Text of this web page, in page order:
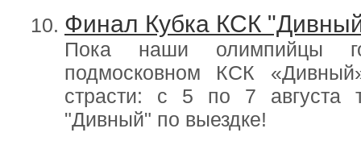
Финал Кубка КСК
Пока наши олимпийцы
подмосковном КСК
страсти: с 5 по 7 августа
"Дивный" по выездке!